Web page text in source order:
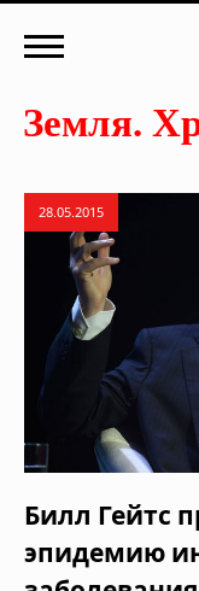
28.05.2015
Билл Гейтс
эпидемию